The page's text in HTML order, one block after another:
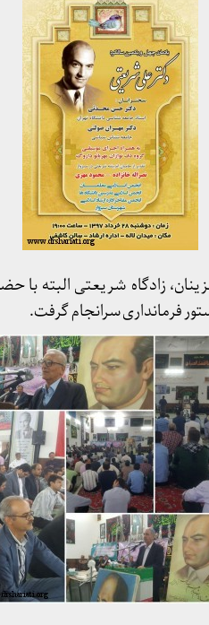
زادگاه شریعتی البته با
فرمانداری سرانجام گرفت.